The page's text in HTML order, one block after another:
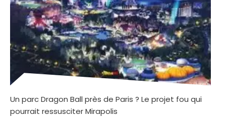
Un parc Dragon Ball près de Paris ? Le projet fou qui
pourrait ressusciter Mirapolis